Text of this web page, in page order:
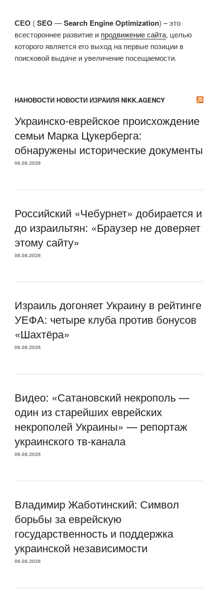
СЕО (SEO —Search Engine Optimization) – это
всестороннее развитие и продвижение сайта, целью
которого является его выход на первые позиции в
поисковой выдаче и увеличение посещаемости.
НАНОВОСТИ НОВОСТИ ИЗРАИЛЯ NIKK.AGENCY
Украинско-еврейское происхождение
семьи Марка Цукерберга:
обнаружены исторические документы
06.08.2026
Российский «Чебурнет» добирается и
до израильтян: «Браузер не доверяет
этому сайту»
06.08.2026
Израиль догоняет Украину в рейтинге
УЕФА: четыре клуба против бонусов
«Шахтёра»
06.08.2026
Видео: «Сатановский некрополь —
один из старейших еврейских
некрополей Украины» — репортаж
украинского тв-канала
06.08.2026
Владимир Жаботинский: Символ
борьбы за еврейскую
государственность и поддержка
украинской независимости
06.08.2026